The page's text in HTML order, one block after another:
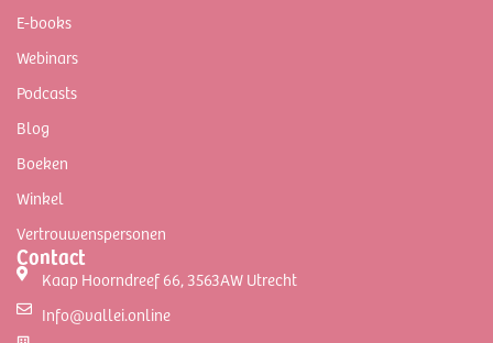
E-books
Webinars
Podcasts
Blog
Boeken
Winkel
Vertrouwenspersonen
Contact
Kaap Hoorndreef 66, 3563AW Utrecht
Info@vallei.online